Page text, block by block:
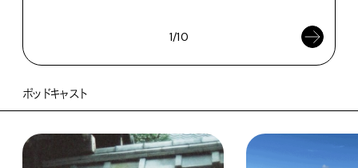
1/10
ポッドキャスト